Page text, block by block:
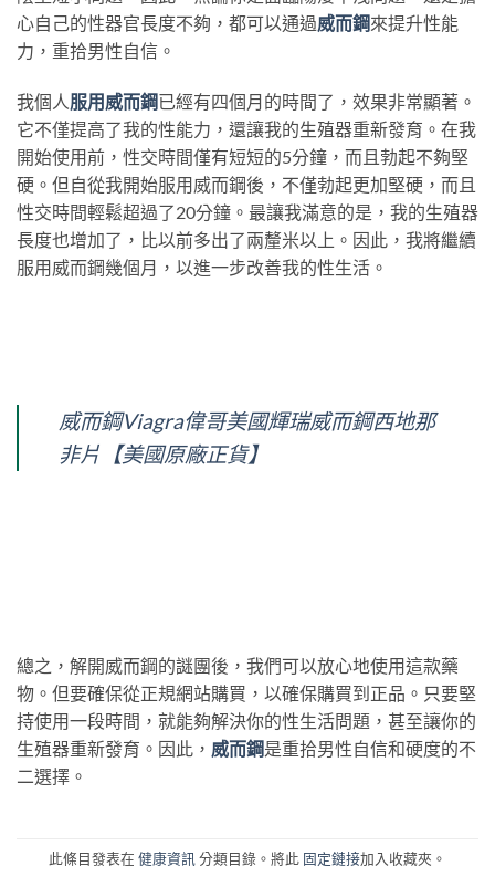
心自己的性器官長度不夠，都可以通過威而鋼來提升性能
力，重拾男性自信。
我個人 服用威而鋼已經有四個月的時間了，效果非常顯著。
它不僅提高了我的性能力，還讓我的生殖器重新發育。在我
開始使用前，性交時間僅有短短的5分鐘，而且勃起不夠堅
硬。但自從我開始服用威而鋼後，不僅勃起更加堅硬，而且
性交時間輕鬆超過了20分鐘。最讓我滿意的是，我的生殖器
長度也增加了，比以前多出了兩釐米以上。因此，我將繼續
服用威而鋼幾個月，以進一步改善我的性生活。
威而鋼Viagra偉哥美國輝瑞威而鋼西地那
非片【美國原廠正貨】
總之，解開威而鋼的謎團後，我們可以放心地使用這款藥
物。但要確保從正規網站購買，以確保購買到正品。只要堅
持使用一段時間，就能夠解決你的性生活問題，甚至讓你的
生殖器重新發育。因此， 威而鋼是重拾男性自信和硬度的不
二選擇。
此條目發表在 健康資訊 分類目錄。將此 固定鏈接加入收藏夾。